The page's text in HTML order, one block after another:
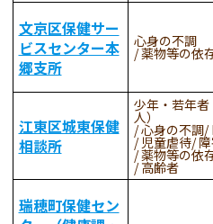
文京区保健サー
ビスセンター本
郷支所
心身の不調
薬物等の依
江東区城東保健
相談所
少年・若年者
人）
心身の不調
児童虐待 障
薬物等の依
高齢者
瑞穂町保健セン